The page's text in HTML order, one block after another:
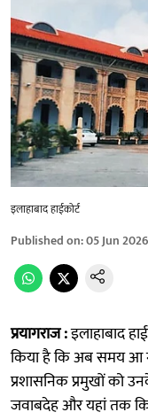
इलाहाबाद हाईकोर्ट
Published on:05 Jun
प्रयागराज :इलाहाबाद
किया है कि अब समय आ
प्रशासनिक प्रमुखों को
जवाबदेह और यहां तक कि